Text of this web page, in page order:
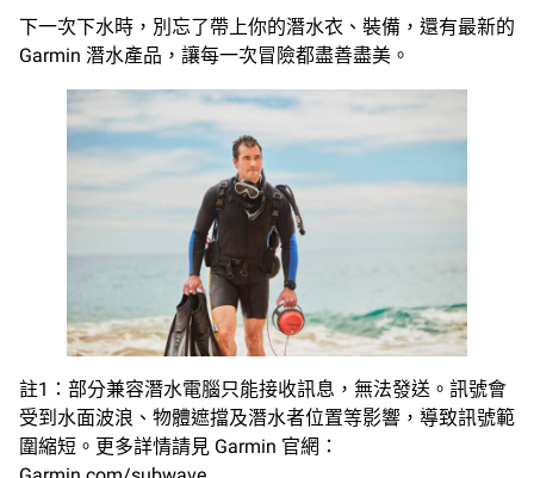
下一次下水時，別忘了帶上你的潛水衣、裝備，還有最新的
Garmin 潛水產品，讓每一次冒險都盡善盡美。
註1：部分兼容潛水電腦只能接收訊息，無法發送。訊號會
受到水面波浪、物體遮擋及潛水者位置等影響，導致訊號範
圍縮短。更多詳情請見 Garmin 官網：